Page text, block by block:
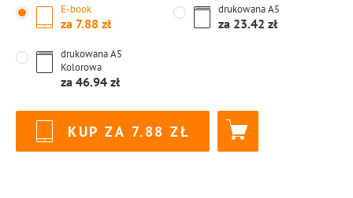
E-book
za 7.88
drukowanaA5
za 23.42
drukowanaA5
Kolorowa
za 46.94
KUP ZA 7.88